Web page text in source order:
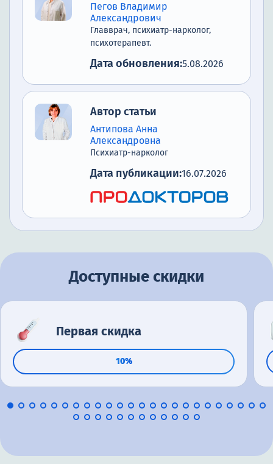
Пегов Владимир
Александрович
Главврач, психиатр-нарколог,
психотерапевт.
Дата обновления:5.08.2026
Автор статьи
Антипова Анна
Александровна
Психиатр-нарколог
Дата публикации:16.07.2026
Доступные скидки
Первая скидка
10%